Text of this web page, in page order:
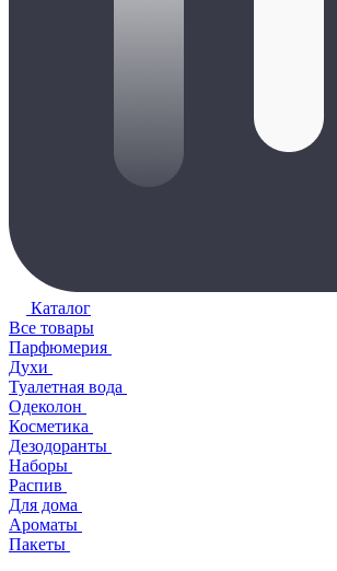
Каталог
Все товары
Парфюмерия
Духи
Туалетная вода
Одеколон
Косметика
Дезодоранты
Наборы
Распив
Для дома
Ароматы
Пакеты